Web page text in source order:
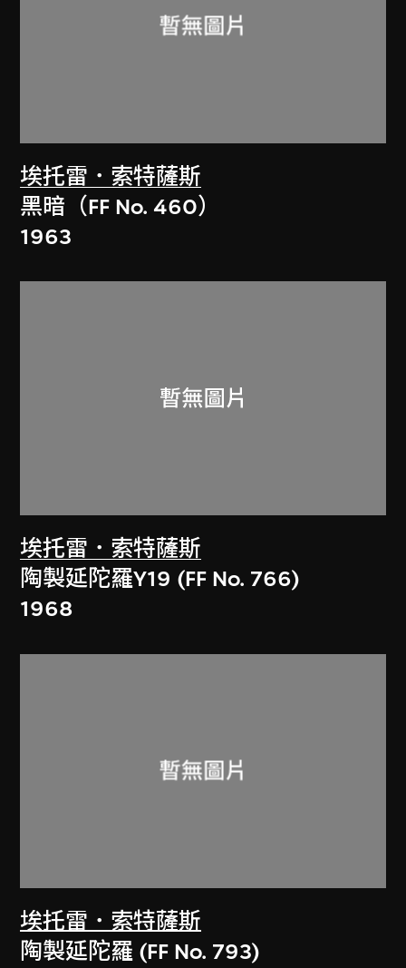
埃托雷．索特薩斯
黑暗（FF No. 460）
1963
埃托雷．索特薩斯
陶製延陀羅Y19 (FF No. 766)
1968
埃托雷．索特薩斯
陶製延陀羅 (FF No. 793)